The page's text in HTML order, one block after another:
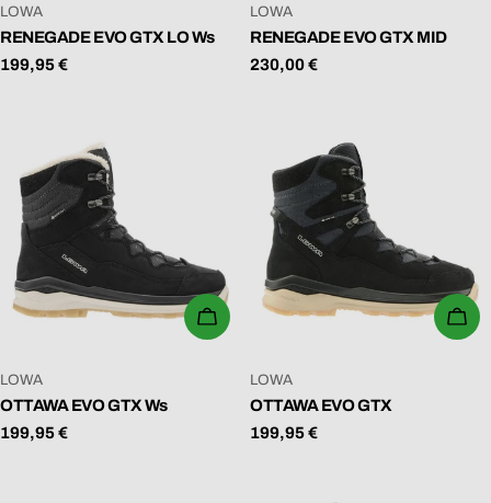
VERKÄUFER:
LOWA
RENEGADE EVO GTX LO Ws
Regulärer
199,95 €
VERKÄUFER:
LOWA
RENEGADE EVO GTX MID
Regulärer
230,00 €
WÄHLEN SIE OPTIONEN
VERKÄUFER:
LOWA
OTTAWA EVO GTX Ws
Regulärer
199,95 €
VERKÄUFER:
LOWA
OTTAWA EVO GTX
Regulärer
199,95 €